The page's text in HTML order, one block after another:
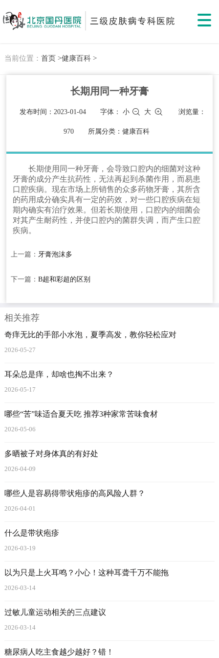
当前位置： 首页 >健康百科 >
长期用同一种牙膏
发布时间：2023-01-04 字体：小 大 浏览量：
970 所属分类：健康百科
长期使用同一种牙膏，会导致口腔内的细菌对这种
牙膏的成分产生抗药性，无法再起到杀菌作用，而易患
口腔疾病。现在市场上所销售的众多药物牙膏，其所含
的药用成分确实具有一定的药效，对一些口腔疾病在短
期内确实有治疗效果。但若长期使用，口腔内的细菌会
对其产生耐药性，并使口腔内的菌群失调，而产生口腔
疾病。
上一篇： 牙膏泡沫多
下一篇： B超和彩超的区别
相关推荐
奇痒无比的手部小水泡，夏季高发，教你轻松应对
2026-05-27
耳朵总是痒，却啥也掏不出来？
2026-05-17
哪些“苦”味适合夏天吃 推荐3种家常苦味食材
2026-05-06
多晒被子对身体真的有好处
2026-04-09
哪些人是容易得带状疱疹的高风险人群？
2026-04-01
什么是带状疱疹
2026-03-19
以为只是上火耳鸣？小心！这种耳聋千万不能拖
2026-03-14
过敏儿童运动相关的三点建议
2026-03-14
糖尿病人吃主食越少越好？错！